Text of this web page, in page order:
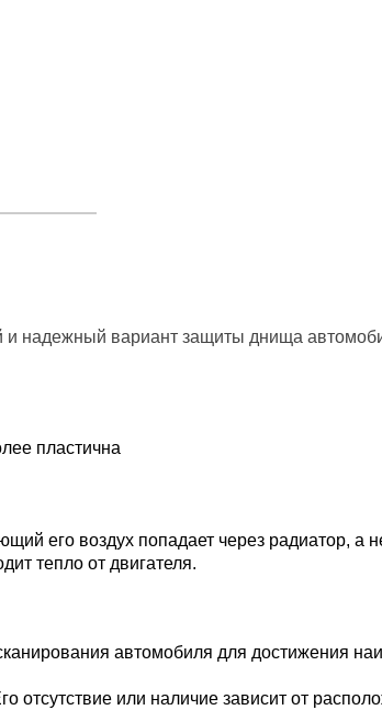
надежный вариант защиты днища
пластична
его воздух попадает через радиатор, а
тепло от двигателя.
автомобиля для достижения
отсутствие или наличие зависит от